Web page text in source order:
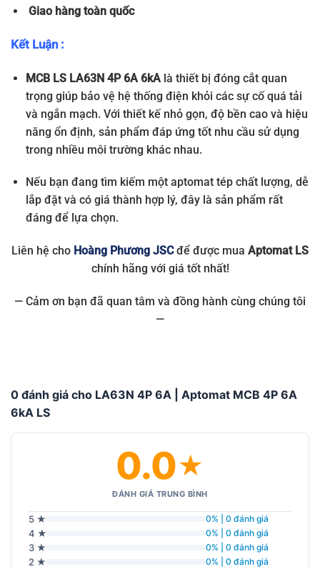
Giao hàng toàn quốc
Kết Luận :
MCB LS LA63N 4P 6A 6kAlà thiết bị đóng cắt quan
trọng giúp bảo vệ hệ thống điện khỏi các sự cố quá tải
và ngắn mạch. Với thiết kế nhỏ gọn, độ bền cao và hiệu
năng ổn định, sản phẩm đáp ứng tốt nhu cầu sử dụng
trong nhiều môi trường khác nhau.
Nếu bạn đang tìm kiếm một aptomat tép chất lượng, dễ
lắp đặt và có giá thành hợp lý, đây là sản phẩm rất
đáng để lựa chọn.
Liên hệ cho Hoàng Phương JSCđể được mua Aptomat LS
chính hãng với giá tốt nhất!
— Cảm ơn bạn đã quan tâm và đồng hành cùng chúng tôi
—
0 đánh giá cho LA63N 4P 6A | Aptomat MCB 4P 6A
6kA LS
0.0★
ĐÁNH GIÁ TRUNG BÌNH
5 ★ 0% | 0 đánh giá
4 ★ 0% | 0 đánh giá
3 ★ 0% | 0 đánh giá
2 ★ 0% | 0 đánh giá